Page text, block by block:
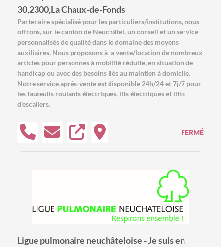
30,2300,La Chaux-de-Fonds
Partenaire spécialisé pour les particuliers/institutions, nous
offrons, sur le canton de Neuchâtel, un conseil et un service
personnalisés de qualité dans le domaine des moyens
auxiliaires. Nous proposons à la vente/location de nombreux
articles pour personnes à mobilité réduite, en situation de
handicap ou avec des besoins liés au maintien à domicile.
Notre service après-vente est disponible 24h/24 et 7j/7 pour
les fauteuils roulants électriques, lits électriques et lifts
d'escaliers.
FERMÉ
Ligue pulmonaire neuchâteloise - Je suis en